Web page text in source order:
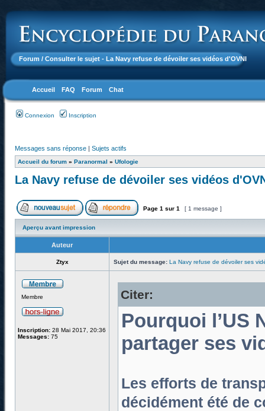
Forum / Consulter le sujet - La Navy refuse de dévoiler ses vidéos d'OVNI
Accueil FAQ Forum Chat
Connexion Inscription
Messages sans réponse | Sujets actifs
Accueil du forum » Paranormal » Ufologie
La Navy refuse de dévoiler ses vidéos
Page 1 sur 1 [ 1 message ]
Aperçu avant impression
Auteur
Ztyx Sujet du message: La Navy refuse de dévoiler ses
Membre
Inscription: 28 Mai 2017, 20:36
Messages: 75
Citer:
Pourquoi l’US
partager ses
Les efforts de
décidément été de